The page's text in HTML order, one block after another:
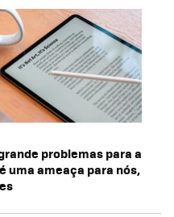
problemas para a
uma ameaça para nós,